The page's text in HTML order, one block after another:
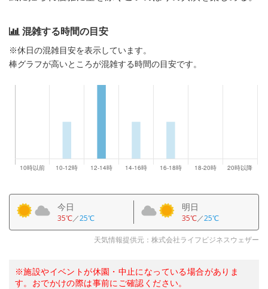
混雑する時間の目安
※休日の混雑目安を表示しています。
棒グラフが高いところが混雑する時間の目安です。
今日
35℃／25℃
明日
35℃／25℃
天気情報提供元：株式会社ライフビジネスウェザー
※施設やイベントが休園・中止になっている場合がありま
す。おでかけの際は事前にご確認ください。